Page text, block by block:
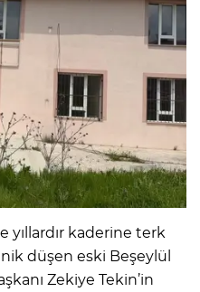
yıllardır kaderine terk
düşen eski Beşeylül
Zekiye Tekin’in